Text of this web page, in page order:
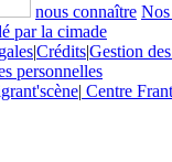
nous connaître
par la cimade
|Crédits|Gestion
personnelles
| Centre